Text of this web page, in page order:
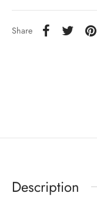
Share
Description